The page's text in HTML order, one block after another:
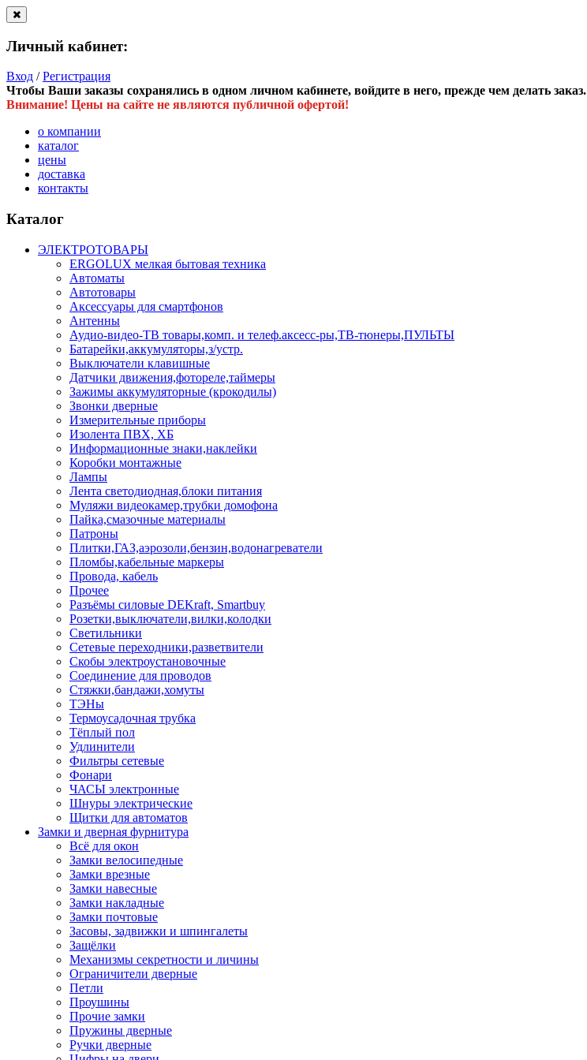
Личный кабинет:
Вход /Регистрация
Чтобы Ваши заказы сохранялись в одном личном кабинете, войдите в него, прежде чем делать заказ.
Внимание! Цены на сайте не являются публичной офертой!
о компании
каталог
цены
доставка
контакты
Каталог
ЭЛЕКТРОТОВАРЫ
ERGOLUX мелкая бытовая техника
Автоматы
Автотовары
Аксессуары для смартфонов
Антенны
Аудио-видео-ТВ товары,комп. и телеф.аксесс-ры,ТВ-тюнеры,ПУЛЬТЫ
Батарейки,аккумуляторы,з/устр.
Выключатели клавишные
Датчики движения,фотореле,таймеры
Зажимы аккумуляторные (крокодилы)
Звонки дверные
Измерительные приборы
Изолента ПВХ, ХБ
Информационные знаки,наклейки
Коробки монтажные
Лампы
Лента светодиодная,блоки питания
Муляжи видеокамер,трубки домофона
Пайка,смазочные материалы
Патроны
Плитки,ГАЗ,аэрозоли,бензин,водонагреватели
Пломбы,кабельные маркеры
Провода, кабель
Прочее
Разъёмы силовые DEKraft, Smartbuy
Розетки,выключатели,вилки,колодки
Светильники
Сетевые переходники,разветвители
Скобы электроустановочные
Соединение для проводов
Стяжки,бандажи,хомуты
ТЭНы
Термоусадочная трубка
Тёплый пол
Удлинители
Фильтры сетевые
Фонари
ЧАСЫ электронные
Шнуры электрические
Щитки для автоматов
Замки и дверная фурнитура
Всё для окон
Замки велосипедные
Замки врезные
Замки навесные
Замки накладные
Замки почтовые
Засовы, задвижки и шпингалеты
Защёлки
Механизмы секретности и личины
Ограничители дверные
Петли
Проушины
Прочие замки
Пружины дверные
Ручки дверные